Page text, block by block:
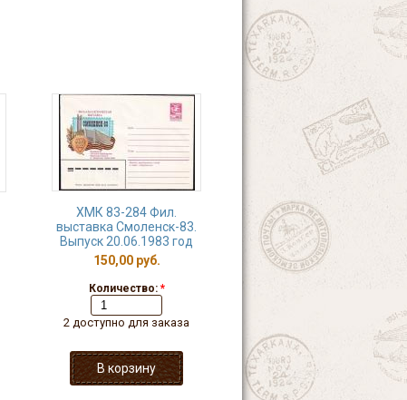
ХМК 83-284 Фил.
выставка Смоленск-83.
Выпуск 20.06.1983 год
150,00 руб.
Количество: *
2 доступно для заказа